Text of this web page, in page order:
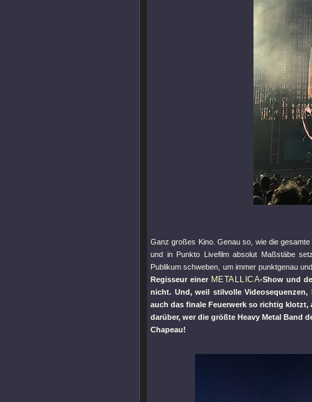
Ganz großes Kino. Genau so, wie die
und in Punkto Livefilm absolut Maßstäbe
Publikum schweben, um immer punktgenau
Regisseur einer METALLICA-Show und
nicht. Und, weil stilvolle
auch das finale Feuerwerk so richtig
darüber, wer die größte Heavy Metal Band
Chapeau!